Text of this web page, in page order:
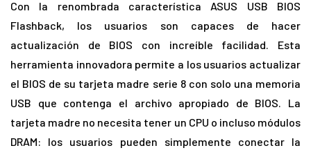
Con la renombrada característica ASUS USB BIOS
Flashback, los usuarios son capaces de hacer
actualización de BIOS con increíble facilidad. Esta
herramienta innovadora permite a los usuarios actualizar
el BIOS de su tarjeta madre serie 8 con solo una memoria
USB que contenga el archivo apropiado de BIOS. La
tarjeta madre no necesita tener un CPU o incluso módulos
DRAM: los usuarios pueden simplemente conectar la